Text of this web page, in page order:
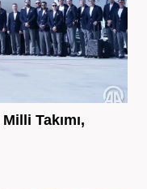
Takımı,